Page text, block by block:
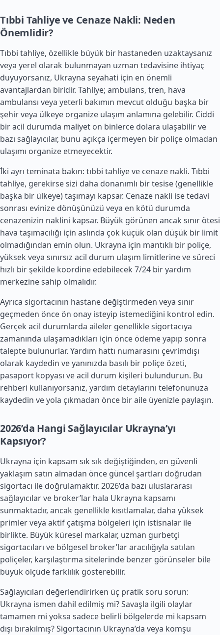
Tıbbi Tahliye ve Cenaze Nakli: Neden
Önemlidir?
Tıbbi tahliye, özellikle büyük bir hastaneden uzaktaysanız
veya yerel olarak bulunmayan uzman tedavisine ihtiyaç
duyuyorsanız, Ukrayna seyahati için en önemli
avantajlardan biridir. Tahliye; ambulans, tren, hava
ambulansı veya yeterli bakımın mevcut olduğu başka bir
şehir veya ülkeye organize ulaşım anlamına gelebilir. Ciddi
bir acil durumda maliyet on binlerce dolara ulaşabilir ve
bazı sağlayıcılar, bunu açıkça içermeyen bir poliçe olmadan
ulaşımı organize etmeyecektir.
İki ayrı teminata bakın: tıbbi tahliye ve cenaze nakli. Tıbbi
tahliye, gerekirse sizi daha donanımlı bir tesise (genellikle
başka bir ülkeye) taşımayı kapsar. Cenaze nakli ise tedavi
sonrası evinize dönüşünüzü veya en kötü durumda
cenazenizin naklini kapsar. Büyük görünen ancak sınır ötesi
hava taşımacılığı için aslında çok küçük olan düşük bir limit
olmadığından emin olun. Ukrayna için mantıklı bir poliçe,
yüksek veya sınırsız acil durum ulaşım limitlerine ve süreci
hızlı bir şekilde koordine edebilecek 7/24 bir yardım
merkezine sahip olmalıdır.
Ayrıca sigortacının hastane değiştirmeden veya sınır
geçmeden önce ön onay isteyip istemediğini kontrol edin.
Gerçek acil durumlarda aileler genellikle sigortacıya
zamanında ulaşamadıkları için önce ödeme yapıp sonra
talepte bulunurlar. Yardım hattı numarasını çevrimdışı
olarak kaydedin ve yanınızda basılı bir poliçe özeti,
pasaport kopyası ve acil durum kişileri bulundurun. Bu
rehberi kullanıyorsanız, yardım detaylarını telefonunuza
kaydedin ve yola çıkmadan önce bir aile üyenizle paylaşın.
2026’da Hangi Sağlayıcılar Ukrayna’yı
Kapsıyor?
Ukrayna için kapsam sık sık değiştiğinden, en güvenli
yaklaşım satın almadan önce güncel şartları doğrudan
sigortacı ile doğrulamaktır. 2026’da bazı uluslararası
sağlayıcılar ve broker’lar hala Ukrayna kapsamı
sunmaktadır, ancak genellikle kısıtlamalar, daha yüksek
primler veya aktif çatışma bölgeleri için istisnalar ile
birlikte. Büyük küresel markalar, uzman gurbetçi
sigortacıları ve bölgesel broker’lar aracılığıyla satılan
poliçeler, karşılaştırma sitelerinde benzer görünseler bile
büyük ölçüde farklılık gösterebilir.
Sağlayıcıları değerlendirirken üç pratik soru sorun:
Ukrayna ismen dahil edilmiş mi? Savaşla ilgili olaylar
tamamen mi yoksa sadece belirli bölgelerde mi kapsam
dışı bırakılmış? Sigortacının Ukrayna’da veya komşu